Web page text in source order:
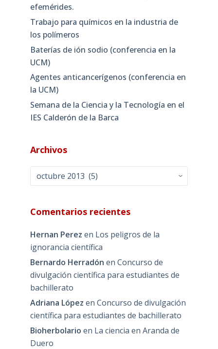
efemérides.
Trabajo para químicos en la industria de
los polímeros
Baterías de ión sodio (conferencia en la
UCM)
Agentes anticancerígenos (conferencia en
la UCM)
Semana de la Ciencia y la Tecnología en el
IES Calderón de la Barca
Archivos
Archivos
Comentarios recientes
Hernan Perez en Los peligros de la
ignorancia científica
Bernardo Herradón en Concurso de
divulgación científica para estudiantes de
bachillerato
Adriana López en Concurso de divulgación
científica para estudiantes de bachillerato
Bioherbolario en La ciencia en Aranda de
Duero